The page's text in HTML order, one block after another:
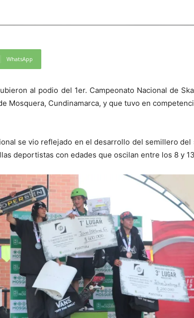
WhatsApp
al podio del 1er. Campeonato Nacional de
Mosquera, Cundinamarca, y que tuvo en
se vio reflejado en el desarrollo del semillero
deportistas con edades que oscilan entre los 8 y